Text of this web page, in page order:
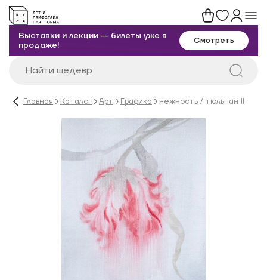
Выставки и лекции — билеты уже в
продаже!
Смотреть
Главная Каталог Арт Графика нежность / тюльпан II